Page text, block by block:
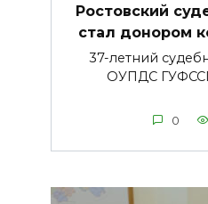
Ростовский
стал донором
37-летний
ОУПДС
0